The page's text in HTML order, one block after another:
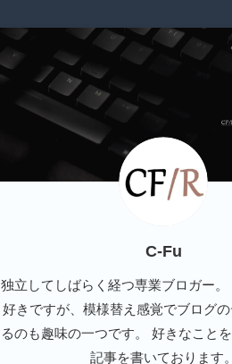
C-Fu
独立してしばらく経つ専業ブロガー。
好きですが、模様替え感覚でブログ
るのも趣味の一つです。 好きなこと
記事を書いております。